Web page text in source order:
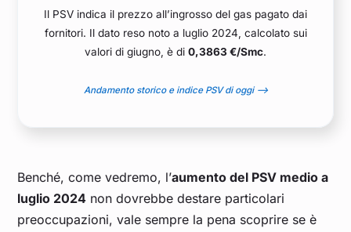
Il PSV indica il prezzo all’ingrosso del gas pagato dai
fornitori. Il dato reso noto a luglio 2024, calcolato sui
valori di giugno, è di 0,3863 €/Smc.
Andamento storico e indice PSV di oggi –>
Benché, come vedremo, l’aumento del PSV medio a
luglio 2024 non dovrebbe destare particolari
preoccupazioni, vale sempre la pena scoprire se è